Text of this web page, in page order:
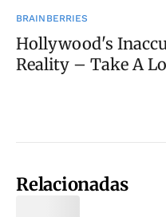
Relacionadas